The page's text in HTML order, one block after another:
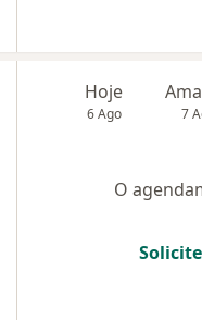
Hoje
6 Ago 7
O